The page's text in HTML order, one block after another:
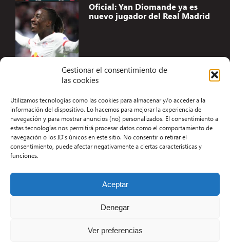
Gestionar el consentimiento de
las cookies
Utilizamos tecnologías como las cookies para almacenar y/o acceder a la
información del dispositivo. Lo hacemos para mejorar la experiencia de
navegación y para mostrar anuncios (no) personalizados. El consentimiento a
estas tecnologías nos permitirá procesar datos como el comportamiento de
navegación o los ID's únicos en este sitio. No consentir o retirar el
consentimiento, puede afectar negativamente a ciertas características y
funciones.
Aceptar
Denegar
Ver preferencias
Oficial: Yan Diomande ya es
nuevo jugador del Real Madrid
Aviso Legal
Términos y condiciones
Política de privacidad
Contacto
Desarrollo Web por Kiwop